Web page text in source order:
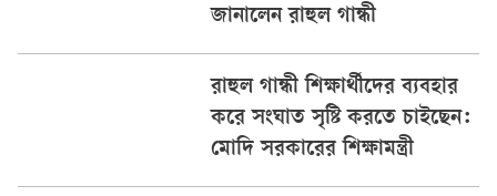
জানালেন রাহুল গান্ধী
রাহুল গান্ধী শিক্ষার্থীদের ব্যবহার
করে সংঘাত সৃষ্টি করতে চাইছেন:
মোদি সরকারের শিক্ষামন্ত্রী